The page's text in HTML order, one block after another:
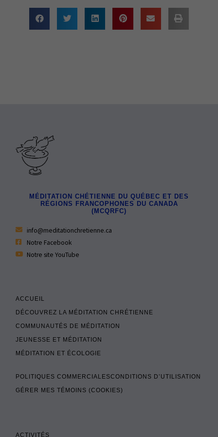
MÉDITATION CHÉTIENNE DU QUÉBEC ET DES
RÉGIONS FRANCOPHONES DU CANADA
(MCQRFC)
info@meditationchretienne.ca
Notre Facebook
Notre site YouTube
ACCUEIL
DÉCOUVREZ LA MÉDITATION CHRÉTIENNE
COMMUNAUTÉS DE MÉDITATION
JEUNESSE ET MÉDITATION
MÉDITATION ET ÉCOLOGIE
POLITIQUES COMMERCIALESCONDITIONS D’UTILISATION
GÉRER MES TÉMOINS (COOKIES)
ACTIVITÉS